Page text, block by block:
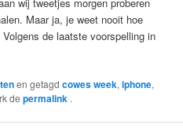
Maar ja, je weet nooit hoe
de laatste voorspelling in
en getagdcowes week,iphone,
depermalink .